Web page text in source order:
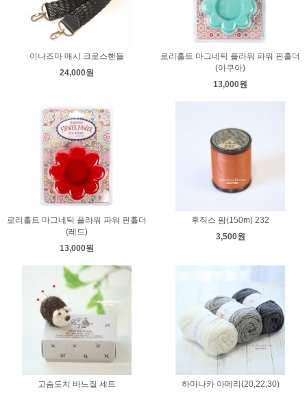
이나즈마 매시 크로스핸들
24,000원
로리홀트 마그네틱 플라워 파워 핀홀더
(아쿠아)
13,000원
로리홀트 마그네틱 플라워 파워 핀홀더
(레드)
13,000원
후직스 팜(150m) 232
3,500원
고슴도치 바느질 세트
하마나카 아메리(20,22,30)